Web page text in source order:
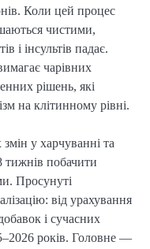
Коли цей процес
чистими,
і інсультів падає.
чарівних
рішень, які
на клітинному рівні.
у харчуванні та
тижнів побачити
Просунуті
від урахування
і сучасних
років. Головне —